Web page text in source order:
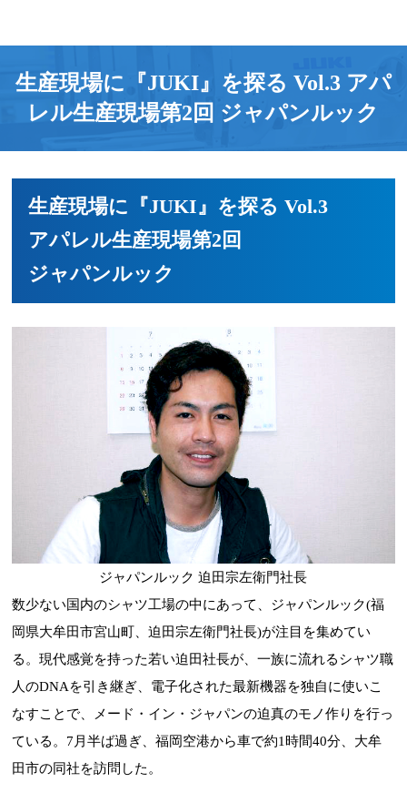
生産現場に『JUKI』を探る Vol.3 アパ
レル生産現場第2回 ジャパンルック
生産現場に『JUKI』を探る Vol.3
アパレル生産現場第2回
ジャパンルック
ジャパンルック 迫田宗左衛門社長
数少ない国内のシャツ工場の中にあって、ジャパンルック(福
岡県大牟田市宮山町、迫田宗左衛門社長)が注目を集めてい
る。現代感覚を持った若い迫田社長が、一族に流れるシャツ職
人のDNAを引き継ぎ、電子化された最新機器を独自に使いこ
なすことで、メード・イン・ジャパンの迫真のモノ作りを行っ
ている。7月半ば過ぎ、福岡空港から車で約1時間40分、大牟
田市の同社を訪問した。